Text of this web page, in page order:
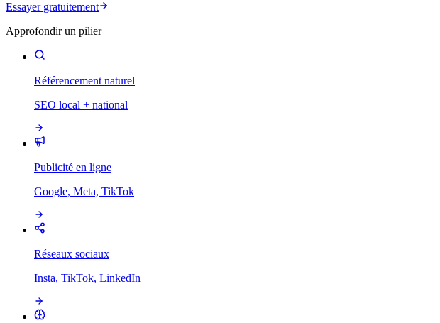
Essayer gratuitement
Approfondir un pilier
Référencement naturel
SEO local + national
Publicité en ligne
Google, Meta, TikTok
Réseaux sociaux
Insta, TikTok, LinkedIn